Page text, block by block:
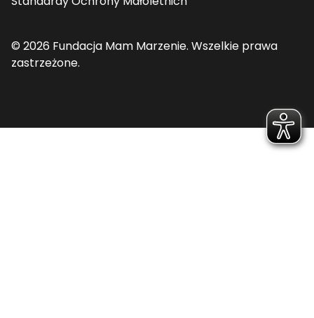
© 2026 Fundacja Mam Marzenie. Wszelkie prawa
zastrzeżone.